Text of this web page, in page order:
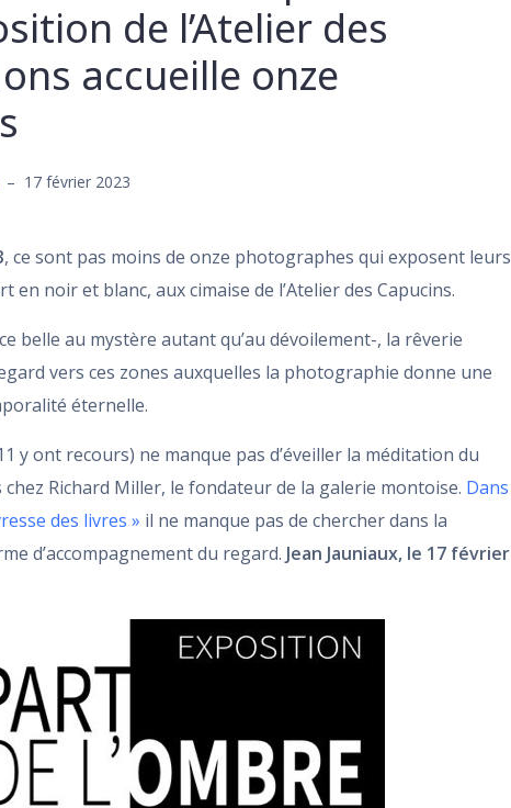
de l’Atelier des
accueille onze
– 17 février 2023
, ce sont pas moins de onze photographes qui exposent leurs
noir et blanc, aux cimaise de l’Atelier des Capucins.
belle au mystère autant qu’au dévoilement-, la rêverie
vers ces zones auxquelles la photographie donne une
éternelle.
y ont recours) ne manque pas d’éveiller la méditation du
Richard Miller, le fondateur de la galerie montoise. Dans
des livres » il ne manque pas de chercher dans la
d’accompagnement du regard. Jean Jauniaux, le 17 février